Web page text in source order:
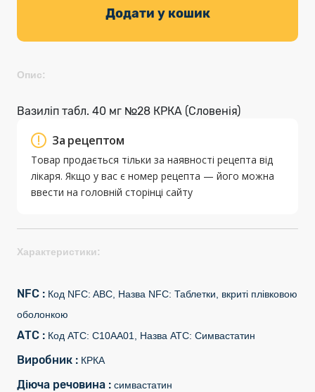
Додати у кошик
Опис:
Вазиліп табл. 40 мг №28 КРКА (Словенія)
За рецептом
Товар продається тільки за наявності рецепта від
лікаря. Якщо у вас є номер рецепта — його можна
ввести на головній сторінці сайту
Характеристики:
NFC : Код NFC: ABC, Назва NFC: Таблетки, вкриті плівковою
оболонкою
АТС : Код АТС: C10AA01, Назва АТС: Симвастатин
Виробник : КРКА
Діюча речовина : симвастатин